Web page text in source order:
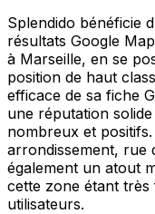
Splendido bénéficie
résultats Google
à Marseille, en se
position de haut
efficace de sa fiche
une réputation
nombreux et
arrondissement, rue
également un atout
cette zone étant
utilisateurs.